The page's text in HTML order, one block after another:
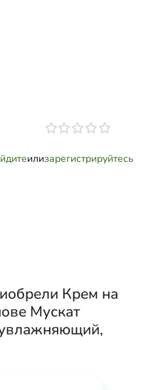
илизарегистрируйтесь
Крем на
Мускат
,